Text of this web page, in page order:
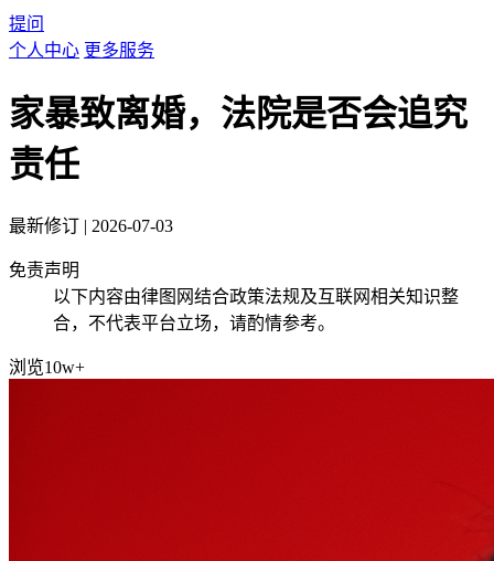
提问
个人中心 更多服务
家暴致离婚，法院是否会追究
责任
最新修订 | 2026-07-03
免责声明
以下内容由律图网结合政策法规及互联网相关知识整
合，不代表平台立场，请酌情参考。
浏览10w+